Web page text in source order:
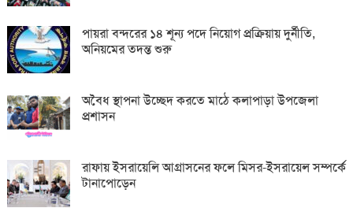
পায়রা বন্দরের ১৪ শূন্য পদে নিয়োগ প্রক্রিয়ায় দুর্নীতি,
অনিয়মের তদন্ত শুরু
অবৈধ স্থাপনা উচ্ছেদ করতে মাঠে কলাপাড়া উপজেলা
প্রশাসন
রাফায় ইসরায়েলি আগ্রাসনের ফলে মিসর-ইসরায়েল সম্পর্কে
টানাপোড়েন